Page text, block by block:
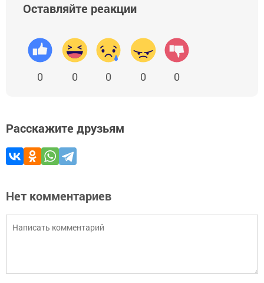
Оставляйте реакции
0 0 0 0 0
Расскажите друзьям
Нет комментариев